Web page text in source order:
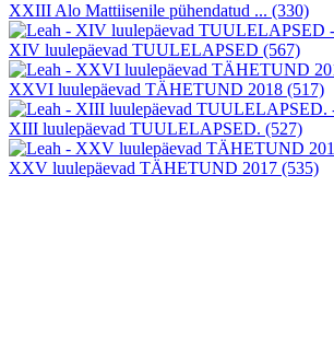
XXIII Alo Mattiisenile pühendatud ... (330)
XIV luulepäevad TUULELAPSED (567)
XXVI luulepäevad TÄHETUND 2018 (517)
XIII luulepäevad TUULELAPSED. (527)
XXV luulepäevad TÄHETUND 2017 (535)